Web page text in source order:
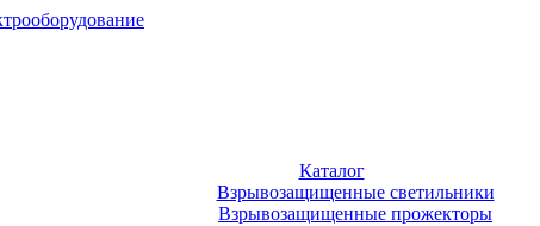
Каталог
Взрывозащищенные светильники
Взрывозащищенные прожекторы